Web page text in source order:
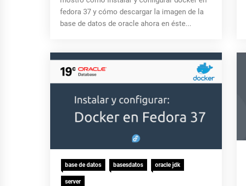
fedora 37 y cómo descargar la imagen de la
base de datos de oracle ahora en éste...
base de datos basesdatos oracle jdk
server